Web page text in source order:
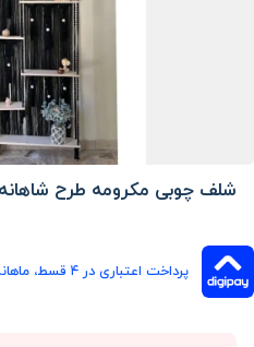
شلف چوبی مکرومه طرح
پرداخت اعتباری در ۴ قسط، ماهانه 1,608,250 تومان